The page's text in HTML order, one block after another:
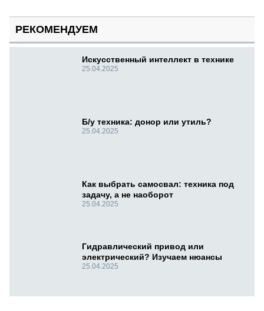
РЕКОМЕНДУЕМ
Искусственный интеллект в технике
25.04.2025
Б/у техника: донор или утиль?
25.04.2025
Как выбрать самосвал: техника под
задачу, а не наоборот
25.04.2025
Гидравлический привод или
электрический? Изучаем нюансы
25.04.2025